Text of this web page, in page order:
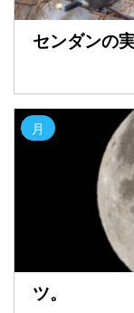
センダンの
月
ツ。